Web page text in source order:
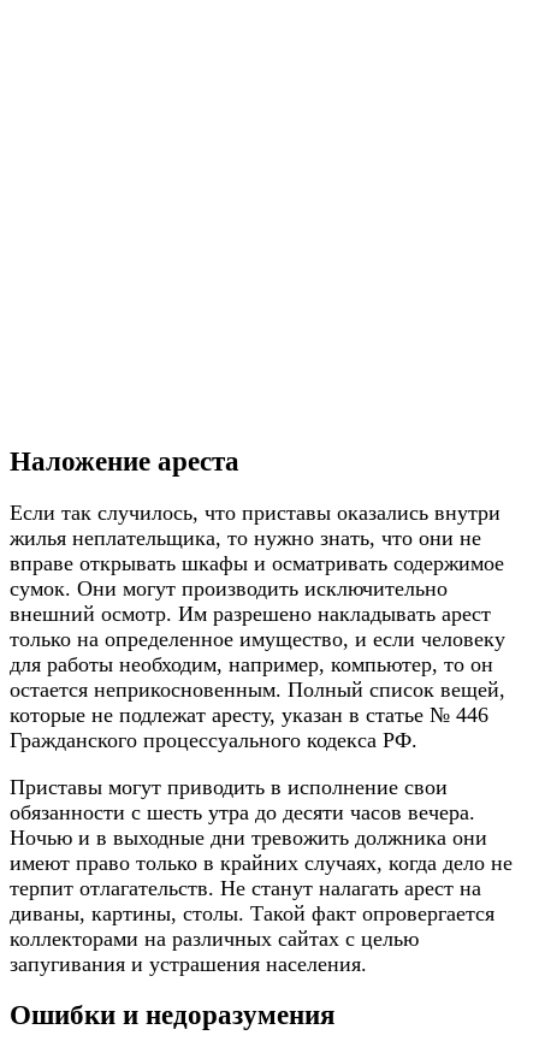
Наложение ареста
Если так случилось, что приставы оказались внутри
жилья неплательщика, то нужно знать, что они не
вправе открывать шкафы и осматривать содержимое
сумок. Они могут производить исключительно
внешний осмотр. Им разрешено накладывать арест
только на определенное имущество, и если человеку
для работы необходим, например, компьютер, то он
остается неприкосновенным. Полный список вещей,
которые не подлежат аресту, указан в статье № 446
Гражданского процессуального кодекса РФ.
Приставы могут приводить в исполнение свои
обязанности с шесть утра до десяти часов вечера.
Ночью и в выходные дни тревожить должника они
имеют право только в крайних случаях, когда дело не
терпит отлагательств. Не станут налагать арест на
диваны, картины, столы. Такой факт опровергается
коллекторами на различных сайтах с целью
запугивания и устрашения населения.
Ошибки и недоразумения